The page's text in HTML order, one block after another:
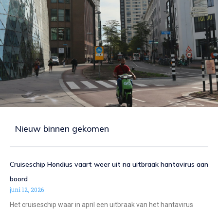
Nieuw binnen gekomen
Cruiseschip Hondius vaart weer uit na uitbraak hantavirus aan
boord
juni 12, 2026
Het cruiseschip waar in april een uitbraak van het hantavirus